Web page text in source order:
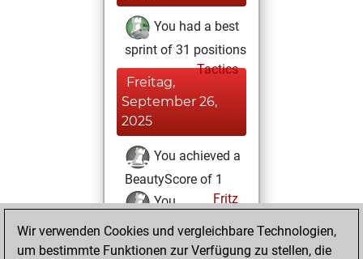
You had a best
sprint of 31 positions
Tactics
Freitag,
September 26,
2025
You achieved a
BeautyScore of 1
Fritz
You
achieved a new Elo
of 1577
Wir verwenden Cookies und vergleichbare Technologien,
um bestimmte Funktionen zur Verfügung zu stellen, die